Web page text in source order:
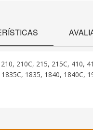
210C, 215, 215C, 410,
1835C, 1835, 1840, 1840C,